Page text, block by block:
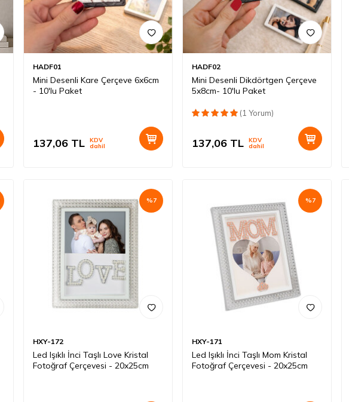
HADF01
Mini Desenli Kare Çerçeve 6x6cm
- 10'lu Paket
137,06 TL KDV
dahil
HADF02
Mini Desenli Dikdörtgen Çerçeve
5x8cm- 10'lu Paket
(1 Yorum)
137,06 TL KDV
dahil
%7
HXY-172
Led Işıklı İnci Taşlı Love Kristal
Fotoğraf Çerçevesi - 20x25cm
%7
HXY-171
Led Işıklı İnci Taşlı Mom Kristal
Fotoğraf Çerçevesi - 20x25cm